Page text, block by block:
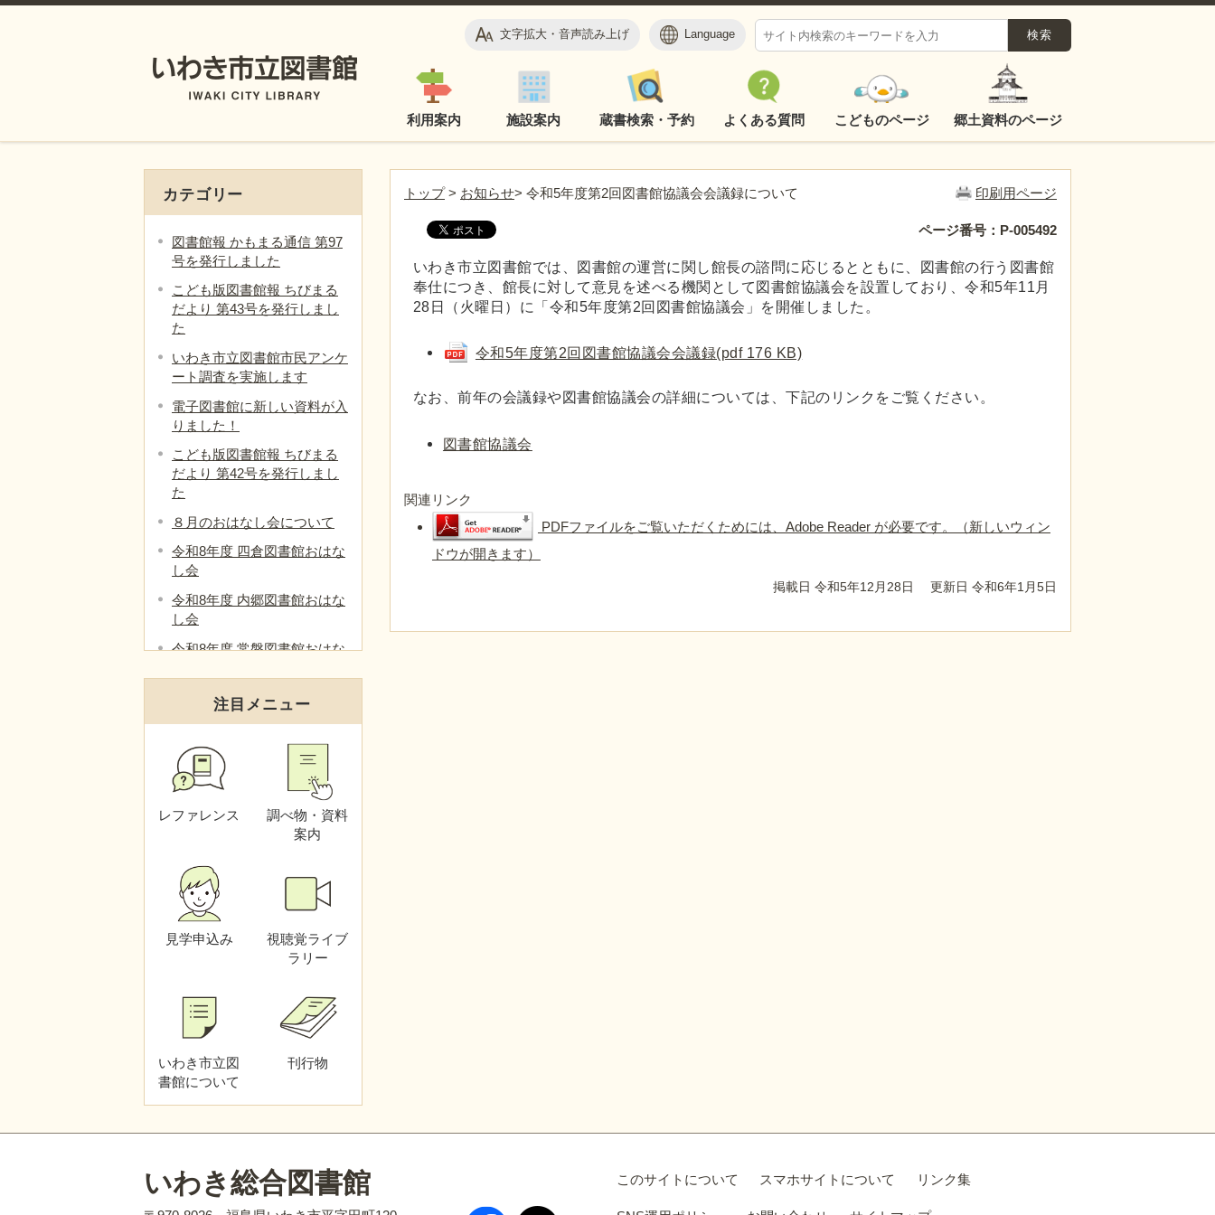
文字拡大・音声読み上げ Language
利用案内 施設案内 蔵書検索・予約 よくある質問 こどものページ 郷土資料のページ
印刷用ページ
トップ> お知らせ> 令和5年度第2回図書館協議会会議録について
ページ番号：P-005492
いわき市立図書館では、図書館の運営に関し館長の諮問に応じるとともに、図書館の行う図書館
奉仕につき、館長に対して意見を述べる機関として図書館協議会を設置しており、令和5年11月
28日（火曜日）に「令和5年度第2回図書館協議会」を開催しました。
令和5年度第2回図書館協議会会議録(pdf 176 KB)
なお、前年の会議録や図書館協議会の詳細については、下記のリンクをご覧ください。
図書館協議会
関連リンク
PDFファイルをご覧いただくためには、Adobe Reader が必要です。（新しいウィン
ドウが開きます）
掲載日 令和5年12月28日 更新日 令和6年1月5日
カテゴリー
図書館報 かもまる通信 第97
号を発行しました
こども版図書館報 ちびまる
だより 第43号を発行しまし
た
いわき市立図書館市民アンケ
ート調査を実施します
電子図書館に新しい資料が入
りました！
こども版図書館報 ちびまる
だより 第42号を発行しまし
た
８月のおはなし会について
令和8年度 四倉図書館おはな
し会
令和8年度 内郷図書館おはな
し会
令和8年度 常磐図書館おはな
令和8年度 勿来図書館おはな
令和8年度 小名浜図書館おは
なし会
令和８年度 おはなし会日程
第五期いわき市子ども読書活
動推進計画（素案）に対する
メント）の実施結果について
こども版図書館報 ちびまる
だより 第41号を発行しまし
た
りました！
受取館指定サービス開始のお
こども版図書館報 ちびまる
だより 第40号を発行しまし
移動図書館「いわき号」「し
おかぜ」８月運休のお知らせ
注目メニュー
レファレンス
調べ物・資料
案内
見学申込み 視聴覚ライブ
ラリー
いわき市立図
書館について
刊行物
いわき総合図書館 このサイトについて スマホサイトについて リンク集